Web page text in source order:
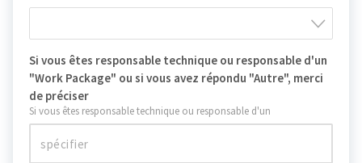
Si vous êtes responsable technique ou responsable d'un
"Work Package" ou si vous avez répondu "Autre", merci
de préciser
Si vous êtes responsable technique ou responsable d'un